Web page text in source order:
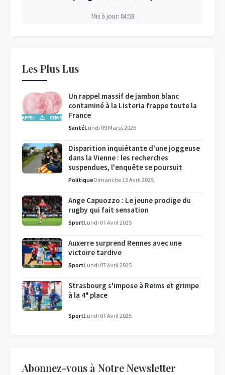
Mis à jour: 04:58
Les Plus Lus
Un rappel massif de jambon blanc
contaminé à la Listeria frappe toute la
France
SantéLundi 09 Marss 2026
Disparition inquiétante d'une joggeuse
dans la Vienne : les recherches
suspendues, l'enquête se poursuit
PolitiqueDimanche 13 Avril 2025
Ange Capuozzo : Le jeune prodige du
rugby qui fait sensation
SportLundi 07 Avril 2025
Auxerre surprend Rennes avec une
victoire tardive
SportLundi 07 Avril 2025
Strasbourg s'impose à Reims et grimpe
à la 4ᵉ place
SportLundi 07 Avril 2025
Abonnez-vous à Notre Newsletter